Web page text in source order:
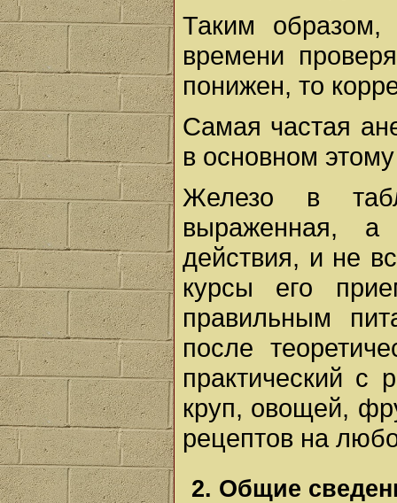
Таким
времени
понижен, то
Самая частая
в основном
Железо в
выраженная,
действия, и не
курсы его
правильным
после
практический с
круп, овощей,
рецептов на
2. Общие